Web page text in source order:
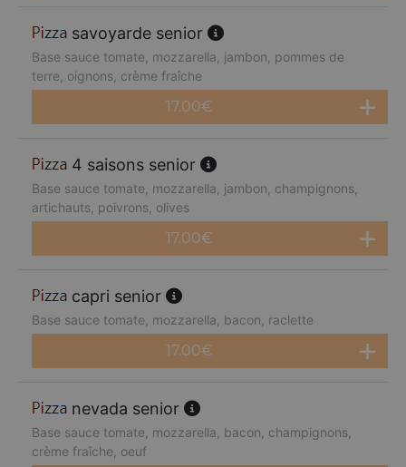
savoyarde senior
Base sauce tomate, mozzarella, jambon, pommes de
terre, oignons, crème fraîche
17.00€
4 saisons senior
Base sauce tomate, mozzarella, jambon, champignons,
artichauts, poivrons, olives
17.00€
capri senior
Base sauce tomate, mozzarella, bacon, raclette
17.00€
nevada senior
Base sauce tomate, mozzarella, bacon, champignons,
crème fraîche, oeuf